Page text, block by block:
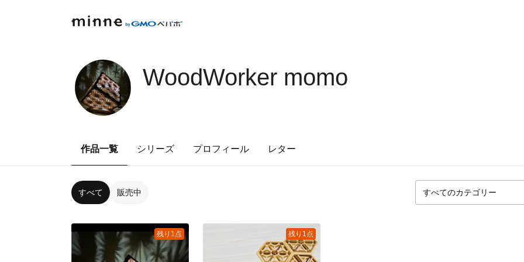
WoodWorker momo
作品一覧 シリーズ プロフィール レター
すべて 販売中
残り1点 残り1点